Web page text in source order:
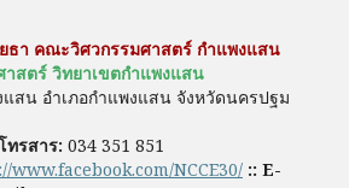
ธา คณะวิศวกรรมศาสตร์ กำแพงแสน
าสตร์ วิทยาเขตกำแพงแสน
สน อำเภอกำแพงแสน จังหวัดนครปฐม
ทรสาร: 034 351 851
www.facebook.com/NCCE30/ :: E-